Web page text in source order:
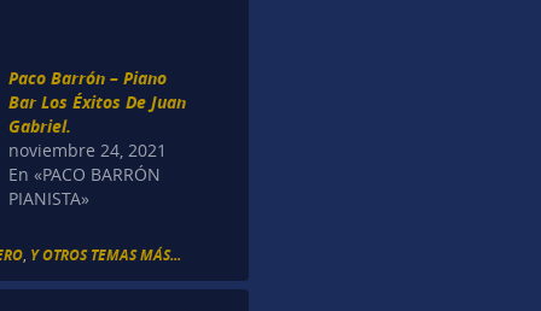
Paco Barrón – Piano
Bar Los Éxitos De Juan
Gabriel.
noviembre 24, 2021
En «PACO BARRÓN
PIANISTA»
Y OTROS TEMAS MÁS...